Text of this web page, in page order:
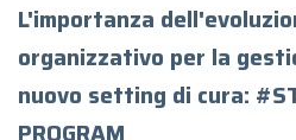
L'importanza
organizzativo per la
nuovo setting di cura: